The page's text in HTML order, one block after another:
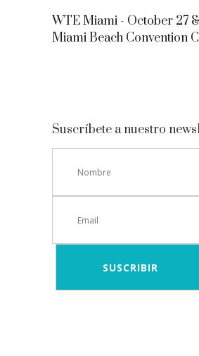
WTE Miami - October 27
Miami Beach Convention
Suscríbete a nuestro